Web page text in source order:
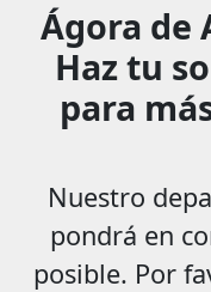
Ágora de
Haz tu
para
Nuestro
pondrá en
posible. Por